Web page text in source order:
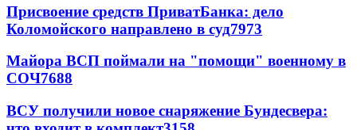
Присвоение средств ПриватБанка: дело
Коломойского направлено в суд7973
Майора ВСП поймали на "помощи" военному в
СОЧ7688
ВСУ получили новое снаряжение Бундесвера: